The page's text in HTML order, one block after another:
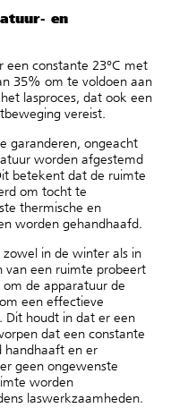
en
een constante 23°C met
35% om te voldoen aan
lasproces, dat ook een
vereist.
garanderen, ongeacht
worden afgestemd
betekent dat de ruimte
om tocht te
thermische en
worden gehandhaafd.
in de winter als in
van een ruimte probeert
de apparatuur de
een effectieve
Dit houdt in dat er een
dat een constante
handhaaft en er
geen ongewenste
worden
laswerkzaamheden.